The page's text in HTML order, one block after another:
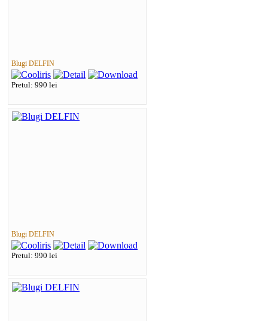
Blugi DELFIN
Pretul: 990 lei
Blugi DELFIN
Pretul: 990 lei